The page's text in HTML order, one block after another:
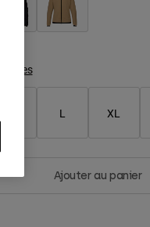
tailles
L XL
Ajouter au panier